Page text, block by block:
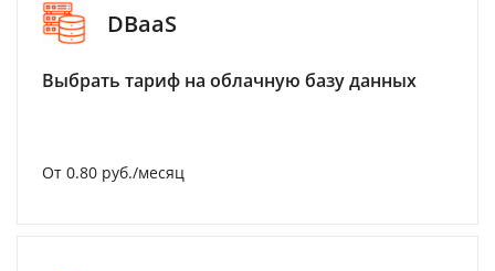
DBaaS
Выбрать тариф на облачную базу данных
От 0.80 руб./месяц